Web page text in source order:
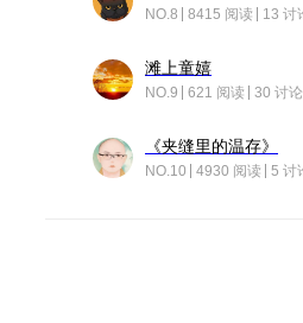
NO.8 8415 阅读 13 讨
滩上童嬉
NO.9 621 阅读 30 讨论
《夹缝里的温存》
NO.10 4930 阅读 5 讨